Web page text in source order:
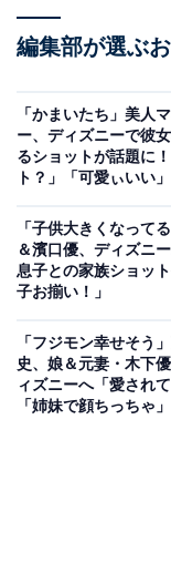
編集部が選ぶ
「かまいたち」美人
ー、ディズニーで彼
るショットが話題に
ト？」「可愛ぃいい」
「子供大きくなって
＆濱口優、ディズニ
息子との家族ショッ
子お揃い！」
「フジモン幸せそう
史、娘＆元妻・木下
ィズニーへ「愛されて
「姉妹で顔ちっちゃ」